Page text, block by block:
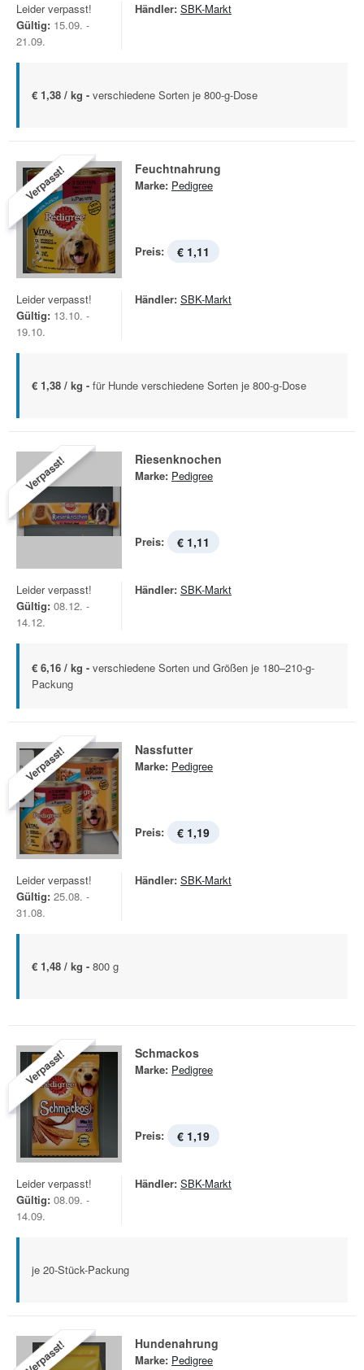
Leider verpasst!
Gültig: 15.09. -
21.09.
Händler: SBK-Markt
€ 1,38 / kg - verschiedene Sorten je 800-g-Dose
Verpasst! Feuchtnahrung
Marke: Pedigree
Preis: € 1,11
Leider verpasst!
Gültig: 13.10. -
19.10.
Händler: SBK-Markt
€ 1,38 / kg - für Hunde verschiedene Sorten je 800-g-Dose
Verpasst! Riesenknochen
Marke: Pedigree
Preis: € 1,11
Leider verpasst!
Gültig: 08.12. -
14.12.
Händler: SBK-Markt
€ 6,16 / kg - verschiedene Sorten und Größen je 180–210-g-
Packung
Verpasst! Nassfutter
Marke: Pedigree
Preis: € 1,19
Leider verpasst!
Gültig: 25.08. -
31.08.
Händler: SBK-Markt
€ 1,48 / kg - 800 g
Verpasst! Schmackos
Marke: Pedigree
Preis: € 1,19
Leider verpasst!
Gültig: 08.09. -
14.09.
Händler: SBK-Markt
je 20-Stück-Packung
Verpasst! Hundenahrung
Marke: Pedigree